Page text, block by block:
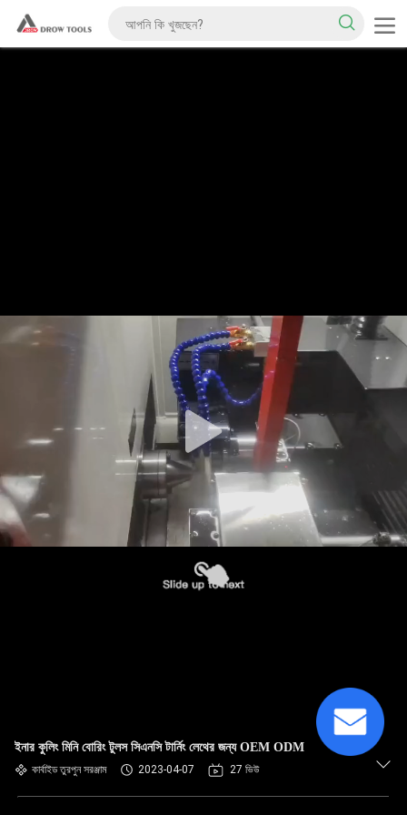
ইনার কুলিং মিনি বোরিং টুলস সিএনসি টার্নিং লেথের জন্য OEM ODM
কার্বাইড তুরপুন সরঞ্জাম 2023-04-07 27 ভিউ